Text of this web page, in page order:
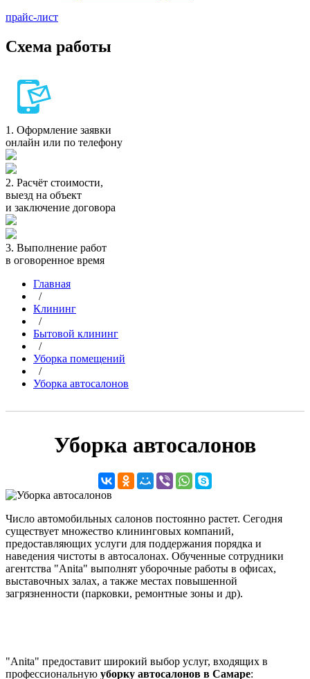
прайс-лист
Схема работы
1. Оформление заявки
онлайн или по телефону
2. Расчёт стоимости,
выезд на объект
и заключение договора
3. Выполнение работ
в оговоренное время
Главная
/
Клининг
/
Бытовой клининг
/
Уборка помещений
/
Уборка автосалонов
Уборка автосалонов
Число автомобильных салонов постоянно растет. Сегодня
существует множество клининговых компаний,
предоставляющих услуги для поддержания порядка и
наведения чистоты в автосалонах. Обученные сотрудники
агентства "Anita" выполнят уборочные работы в офисах,
выставочных залах, а также местах повышенной
загрязненности (парковки, ремонтные зоны и др).
"Anita" предоставит широкий выбор услуг, входящих в
профессиональную уборку автосалонов в Самаре: